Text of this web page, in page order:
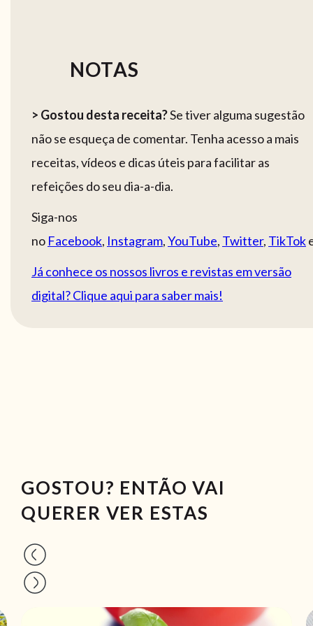
NOTAS
> Gostou desta receita?Se tiver alguma sugestão
não se esqueça de comentar. Tenha acesso a mais
receitas, vídeos e dicas úteis para facilitar as
refeições do seu dia-a-dia.
Siga-nos
no Facebook, Instagram,YouTube, Twitter, TikTok
Já conhece os nossos livros e revistas em versão
digital? Clique aqui para saber mais!
GOSTOU? ENTÃO VAI
QUERER VER ESTAS